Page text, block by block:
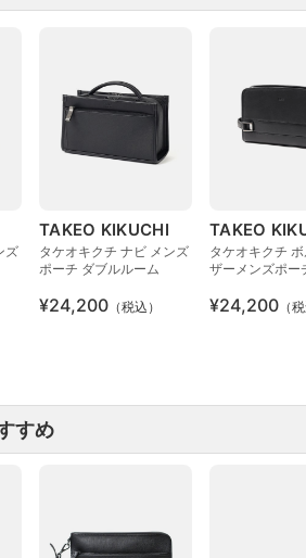
ズ
TAKEO KIKUCHI
タケオキクチ ナビ メンズ
ポーチ ダブルルーム
¥24,200 （税込）
TAKEO
タケオキクチ
ザーメンズポー
¥24,200 （
すめ